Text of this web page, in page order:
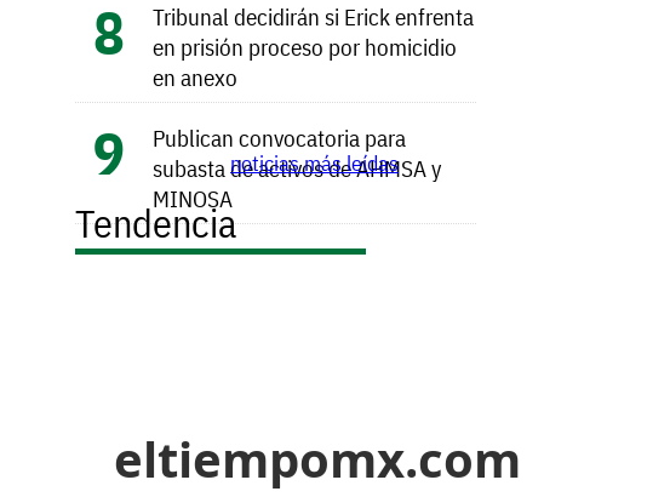
Tribunal decidirán si Erick enfrenta
en prisión proceso por homicidio
en anexo
Publican convocatoria para
subasta de activos de AHMSA y
MINOSA
noticias más leídas
Tendencia